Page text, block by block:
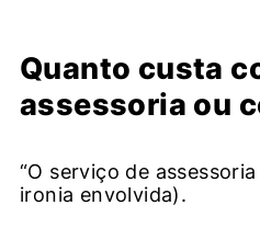
Quanto custa
assessoria ou
“O serviço de
ironia envolvida).